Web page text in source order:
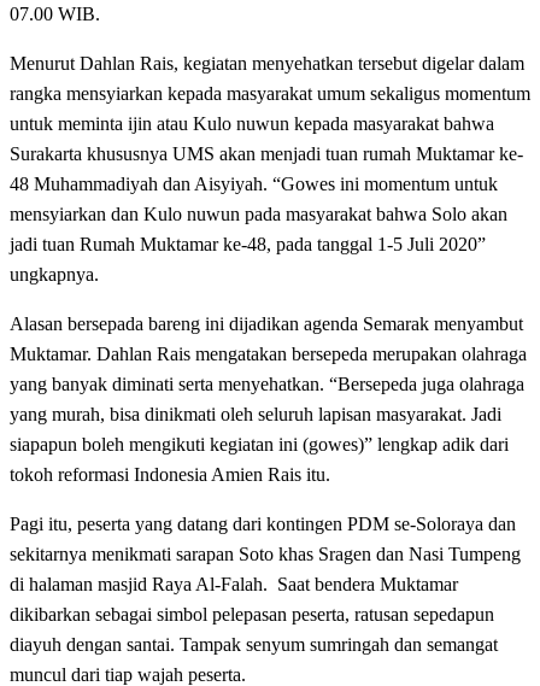
07.00 WIB.
Menurut Dahlan Rais, kegiatan menyehatkan tersebut digelar dalam
rangka mensyiarkan kepada masyarakat umum sekaligus momentum
untuk meminta ijin atau Kulo nuwun kepada masyarakat bahwa
Surakarta khususnya UMS akan menjadi tuan rumah Muktamar ke-
48 Muhammadiyah dan Aisyiyah. “Gowes ini momentum untuk
mensyiarkan dan Kulo nuwun pada masyarakat bahwa Solo akan
jadi tuan Rumah Muktamar ke-48, pada tanggal 1-5 Juli 2020”
ungkapnya.
Alasan bersepada bareng ini dijadikan agenda Semarak menyambut
Muktamar. Dahlan Rais mengatakan bersepeda merupakan olahraga
yang banyak diminati serta menyehatkan. “Bersepeda juga olahraga
yang murah, bisa dinikmati oleh seluruh lapisan masyarakat. Jadi
siapapun boleh mengikuti kegiatan ini (gowes)” lengkap adik dari
tokoh reformasi Indonesia Amien Rais itu.
Pagi itu, peserta yang datang dari kontingen PDM se-Soloraya dan
sekitarnya menikmati sarapan Soto khas Sragen dan Nasi Tumpeng
di halaman masjid Raya Al-Falah. Saat bendera Muktamar
dikibarkan sebagai simbol pelepasan peserta, ratusan sepedapun
diayuh dengan santai. Tampak senyum sumringah dan semangat
muncul dari tiap wajah peserta.